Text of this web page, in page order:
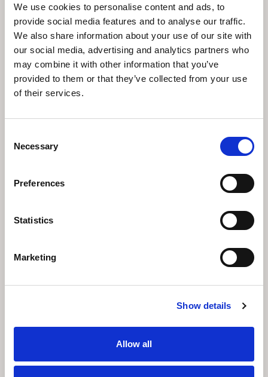
We use cookies to personalise content and ads, to
provide social media features and to analyse our traffic.
We also share information about your use of our site with
our social media, advertising and analytics partners who
may combine it with other information that you’ve
provided to them or that they’ve collected from your use
of their services.
Selection
Necessary
Preferences
Statistics
Marketing
Show details
Allow all
Culture & History